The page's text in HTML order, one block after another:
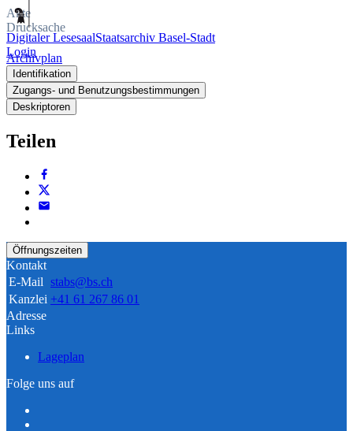
Digitaler LesesaalStaatsarchiv Basel-Stadt
Login
Akte
Drucksache
Archivplan
Identifikation
Zugangs- und Benutzungsbestimmungen
Deskriptoren
Teilen
Öffnungszeiten
Kontakt
E-Mail stabs@bs.ch
Kanzlei +41 61 267 86 01
Adresse
Links
Lageplan
Folge uns auf